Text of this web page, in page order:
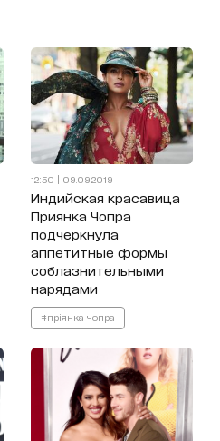
12:50 | 09.09.2019
Индийская красавица
Приянка Чопра
подчеркнула
аппетитные формы
соблазнительными
нарядами
#пріянка чопра